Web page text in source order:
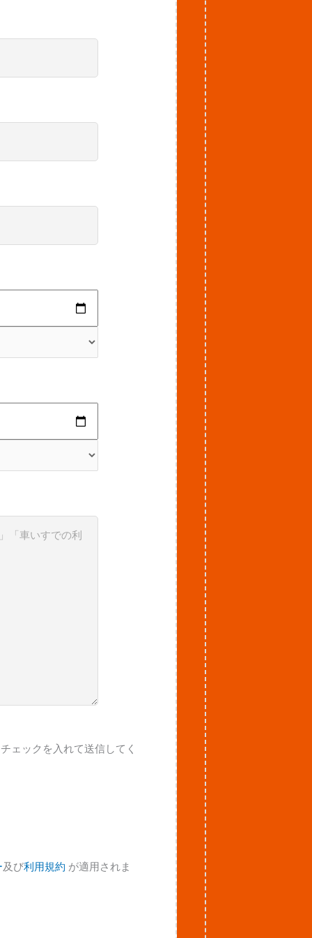
ェックを入れて送信してく
及び利用規約 が適用されま